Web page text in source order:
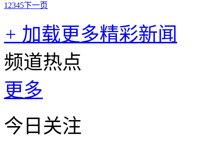
1 2345下一页
+ 加载更多精彩新闻
频道热点
更多
今日关注